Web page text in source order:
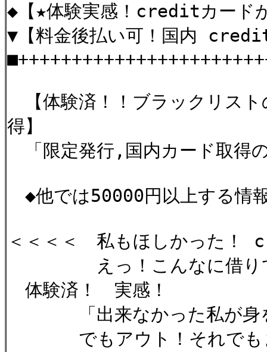
◆【★体験実感！creditカード
▼【料金後払い可！国内
【体験済！！ブラックリス
得】
「限定発行,国内カード取
◆他では50000円以上する情
＜＜＜＜ 私もほしかった！
えっ！こんなに借りて
体験済！ 実感！
「出来なかった私が身を
でもアウト！それでも